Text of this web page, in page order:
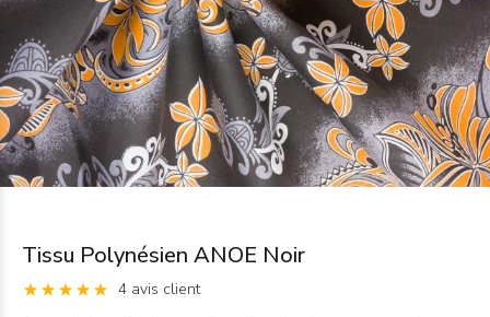
Tissu Polynésien ANOE Noir
4 avis client